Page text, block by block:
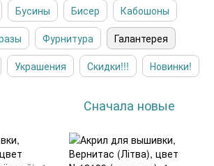
Бусины Бисер
Кабошоны
Фурнитура
Галантерея
Украшения Скидки!!! Новинки!
Сначала новые